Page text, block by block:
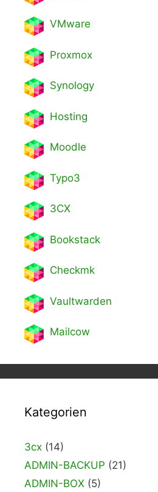
VMware
Proxmox
Synology
Hosting
Moodle
Typo3
3CX
Bookstack
Checkmk
Vaultwarden
Mailcow
Kategorien
3cx (14)
ADMIN-BACKUP (21)
ADMIN-BOX (5)